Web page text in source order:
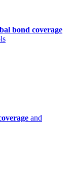
bond coverage
and